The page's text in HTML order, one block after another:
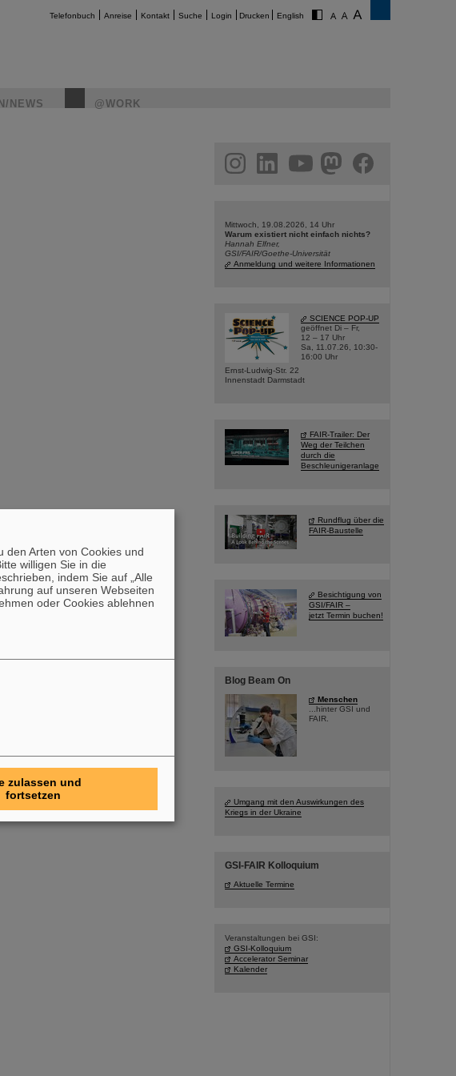
Telefonbuch Anreise Kontakt Suche Login Drucken English
NEWS @WORK
facebook
Mittwoch, 19.08.2026, 14 Uhr
Warum existiert nicht einfach nichts?
Hannah Elfner,
GSI/FAIR/Goethe-Universität
Anmeldung und weitere Informationen
SCIENCE POP-UP
geöffnet Di – Fr,
12 – 17 Uhr
Sa, 11.07.26, 10:30-
16:00 Uhr
Ernst-Ludwig-Str. 22
Innenstadt Darmstadt
FAIR-Trailer: Der
Weg der Teilchen
durch die
Beschleunigeranlage
Rundflug über die
FAIR-Baustelle
Besichtigung von
GSI/FAIR –
jetzt Termin buchen!
Blog Beam On
Menschen
...hinter GSI und
FAIR.
Umgang mit den Auswirkungen des
Kriegs in der Ukraine
GSI-FAIR Kolloquium
Aktuelle Termine
Veranstaltungen bei GSI:
GSI-Kolloquium
Accelerator Seminar
Kalender
den Arten von Cookies und
willigen Sie in die
indem Sie auf „Alle
auf unseren Webseiten
oder Cookies ablehnen
zulassen und
fortsetzen